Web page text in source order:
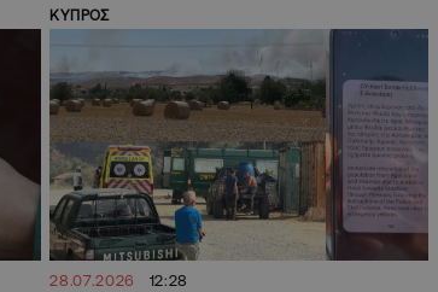
ΚΥΠΡΟΣ
28.07.2026 12:28